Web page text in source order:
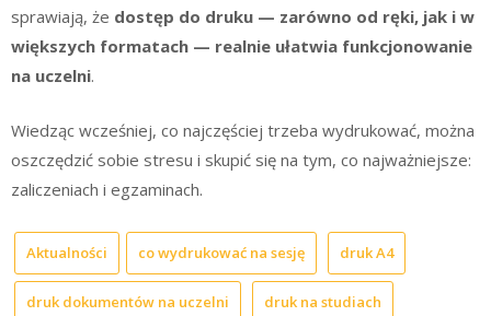
sprawiają, że dostęp do druku — zarówno od ręki, jak i w
większych formatach — realnie ułatwia funkcjonowanie
na uczelni.
Wiedząc wcześniej, co najczęściej trzeba wydrukować, można
oszczędzić sobie stresu i skupić się na tym, co najważniejsze:
zaliczeniach i egzaminach.
Aktualności co wydrukować na sesję druk A4
druk dokumentów na uczelni druk na studiach